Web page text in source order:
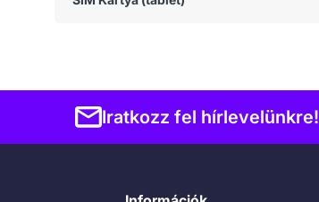
Iratkozz fel hírlevelünkre!